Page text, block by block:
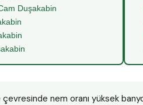
Duşakabin
çevresinde nem oranı yüksek